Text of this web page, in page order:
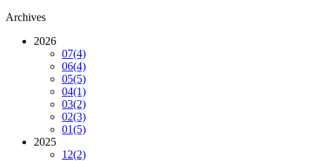
Archives
2026
07(4)
06(4)
05(5)
04(1)
03(2)
02(3)
01(5)
2025
12(2)